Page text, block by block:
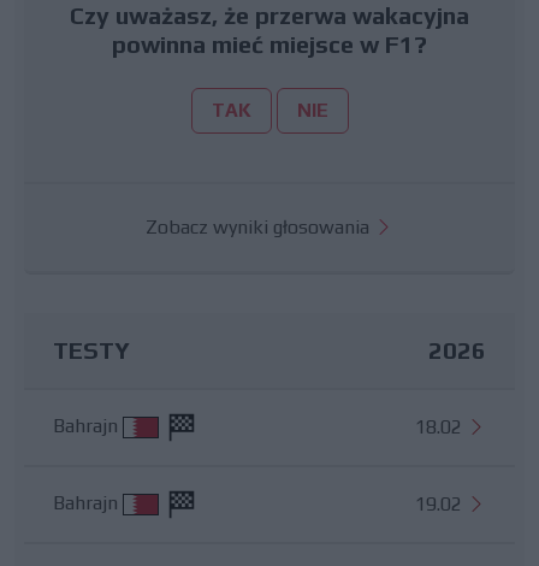
Czy uważasz, że przerwa wakacyjna
powinna mieć miejsce w F1?
TAK NIE
Zobacz wyniki głosowania
TESTY 2026
Bahrajn 18.02
Bahrajn 19.02